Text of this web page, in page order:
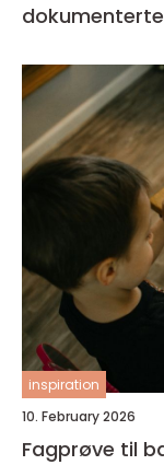
inspiration
10. February 2026
Fagprøve til